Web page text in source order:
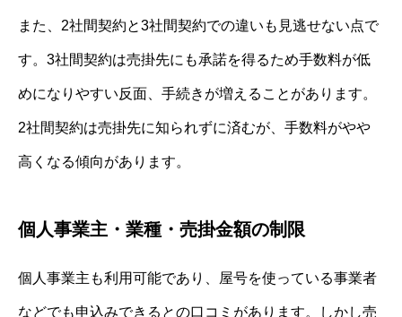
また、2社間契約と3社間契約での違いも見逃せない点で
す。3社間契約は売掛先にも承諾を得るため手数料が低
めになりやすい反面、手続きが増えることがあります。
2社間契約は売掛先に知られずに済むが、手数料がやや
高くなる傾向があります。
個人事業主・業種・売掛金額の制限
個人事業主も利用可能であり、屋号を使っている事業者
などでも申込みできるとの口コミがあります。しかし売